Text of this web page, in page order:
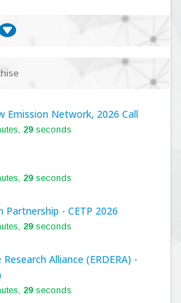
Complexe de Cercetare de
- Schimbare, PPS2024
Emission Network, 2026 Call
28 seconds
28 seconds
Partnership - CETP 2026
28 seconds
Alliance (ERDERA) -
28 seconds